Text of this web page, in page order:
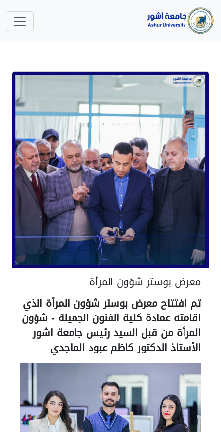
معرض بوستر شؤون المرأة
تم افتتاح معرض بوستر شؤون المرأة الذي
اقامته عمادة كلية الفنون الجميلة - شؤون
المرأة من قبل السيد رئيس جامعة اشور
الأستاذ الدكتور كاظم عبود الماجدي